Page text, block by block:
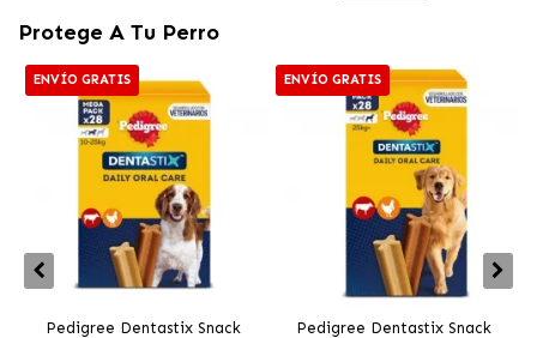
Protege A Tu Perro
ENVÍO GRATIS
Pedigree Dentastix Snack
ENVÍO GRATIS
Pedigree Dentastix Snack